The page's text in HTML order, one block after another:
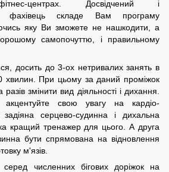
центрах. Досвідчений і
фахівець складе Вам програму
яку Ви зможете не нашкодити, а
самопочуттю, і правильному
досить до 3-ох нетривалих занять в
хвилин. При цьому за даний проміжок
змінити вид діяльності і дихання.
свою увагу на кардіо-
серцево-судинна і дихальна
кращий тренажер для цього. А друга
бути спрямована на відновлення
м'язів.
численних бігових доріжок на